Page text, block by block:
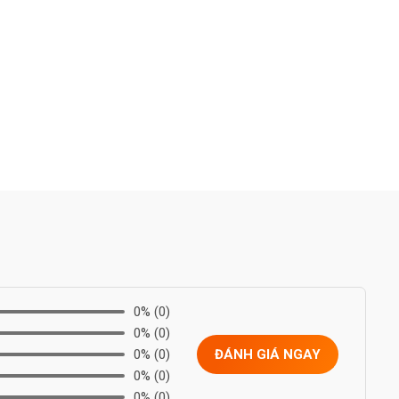
0% (0)
0% (0)
0% (0)
0% (0)
ĐÁNH GIÁ NGAY